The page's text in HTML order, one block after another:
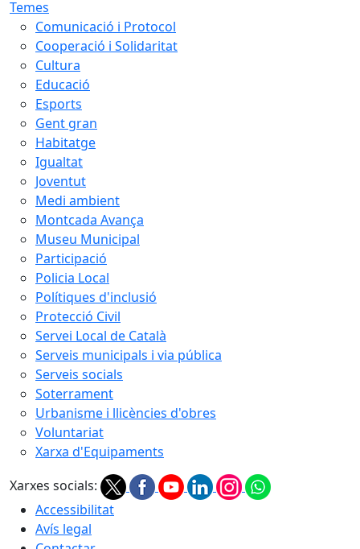
Temes
Comunicació i Protocol
Cooperació i Solidaritat
Cultura
Educació
Esports
Gent gran
Habitatge
Igualtat
Joventut
Medi ambient
Montcada Avança
Museu Municipal
Participació
Policia Local
Polítiques d'inclusió
Protecció Civil
Servei Local de Català
Serveis municipals i via pública
Serveis socials
Soterrament
Urbanisme i llicències d'obres
Voluntariat
Xarxa d'Equipaments
Xarxes socials:
Accessibilitat
Avís legal